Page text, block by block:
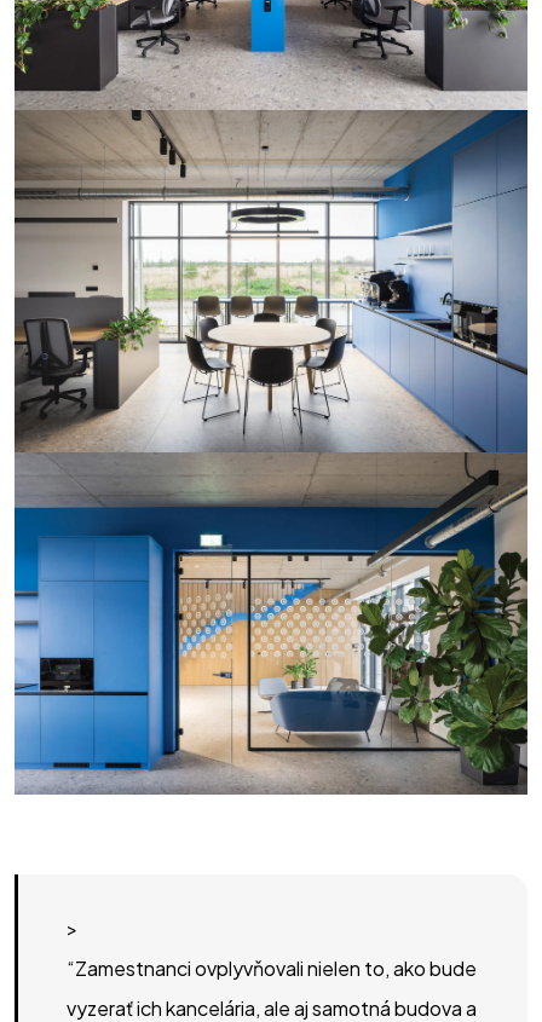
>
“Zamestnanci ovplyvňovali nielen to, ako bude
vyzerať ich kancelária, ale aj samotná budova a